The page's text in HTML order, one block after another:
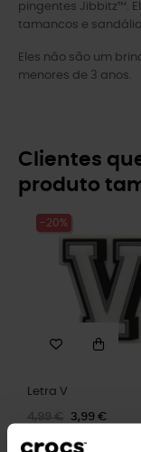
pingentes Jibbitz™.
tamancos e
Eles não são um
menores de 3 anos.
Clientes
produto
-20%
Letra V
4,99 € 3,99 €